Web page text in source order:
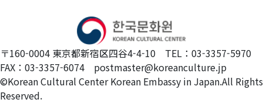
〒160-0004 東京都新宿区四谷4-4-10 TEL：03-3357-5970
FAX：03-3357-6074 postmaster@koreanculture.jp
©Korean Cultural Center Korean Embassy in Japan.All Rights
Reserved.